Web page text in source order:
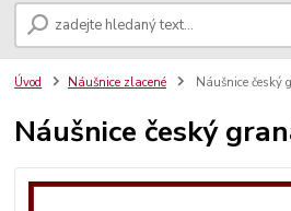
Úvod Náušnice zlacené Náušnice český
Náušnice český